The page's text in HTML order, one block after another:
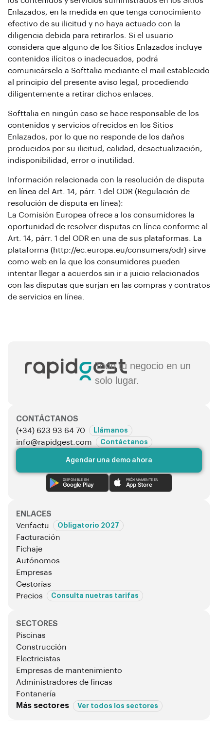
Enlazados, en la medida en que tenga conocimiento
efectivo de su ilicitud y no haya actuado con la
diligencia debida para retirarlos. Si el usuario
considera que alguno de los Sitios Enlazados incluye
contenidos ilícitos o inadecuados, podrá
comunicárselo a Softtalia mediante el mail establecido
al principio del presente aviso legal, procediendo
diligentemente a retirar dichos enlaces.
Softtalia en ningún caso se hace responsable de los
contenidos y servicios ofrecidos en los Sitios
Enlazados, por lo que no responde de los daños
producidos por su ilicitud, calidad, desactualización,
indisponibilidad, error o inutilidad.
Información relacionada con la resolución de disputa
en línea del Art. 14, párr. 1 del ODR (Regulación de
resolución de disputa en línea):
La Comisión Europea ofrece a los consumidores la
oportunidad de resolver disputas en línea conforme al
Art. 14, párr. 1 del ODR en una de sus plataformas. La
plataforma (http://ec.europa.eu/consumers/odr) sirve
como web en la que los consumidores pueden
intentar llegar a acuerdos sin ir a juicio relacionados
con las disputas que surjan en las compras y contratos
de servicios en línea.
Todo tu negocio en un
solo lugar.
CONTÁCTANOS
(+34) 623 93 64 70
Llámanos
info@rapidgest.com Contáctanos
Agendar una demo ahora
DISPONIBLE EN
Google Play
PRÓXIMAMENTE EN
App Store
ENLACES
Verifactu
Obligatorio 2027
Facturación
Fichaje
Autónomos
Empresas
Gestorías
Precios
Consulta nuetras tarifas
SECTORES
Piscinas
Construcción
Electricistas
Empresas de mantenimiento
Administradores de fincas
Fontanería
Más sectores
Ver todos los sectores